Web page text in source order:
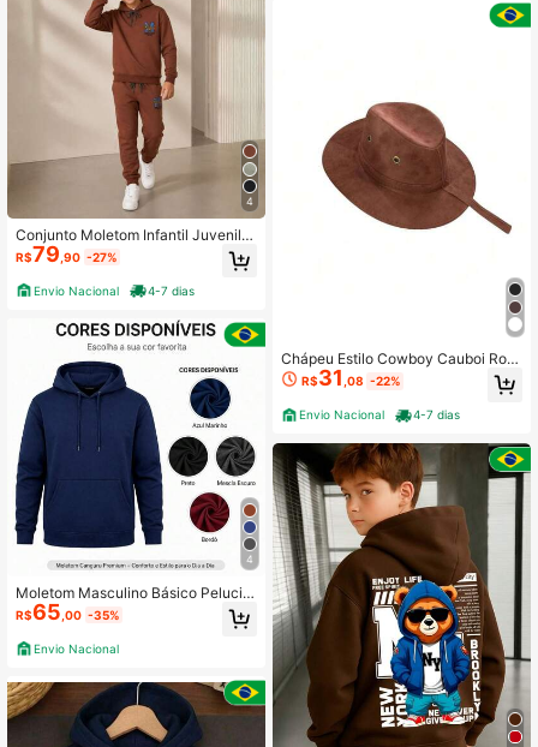
4
Conjunto Moletom Infantil Juvenil
Masculino Peluciado com Capuz 2
Peças M
R$79 ,90 -27%
Envio Nacional 4-7 dias
4
Moletom Masculino Básico Pelucia
do com Capuz
R$65 ,00 -35%
Envio Nacional
Chápeu Estilo Cowboy Cauboi Rod
eio Confortável Moda Moderna Cou
ntry Americano Modelo Clássico Ad
ulto
R$31 ,08 -22%
Envio Nacional 4-7 dias